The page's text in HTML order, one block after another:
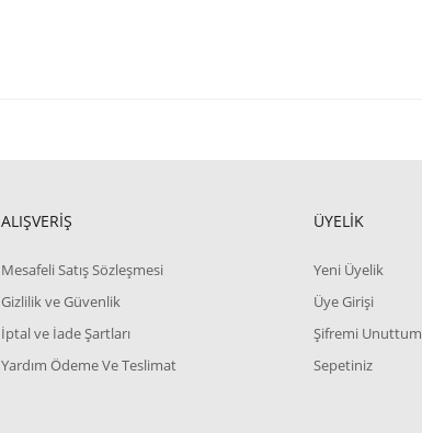
ALIŞVERİŞ
Mesafeli Satış Sözleşmesi
Gizlilik ve Güvenlik
İptal ve İade Şartları
Yardım Ödeme Ve Teslimat
ÜYELİK
Yeni Üyelik
Üye Girişi
Şifremi Unuttum
Sepetiniz